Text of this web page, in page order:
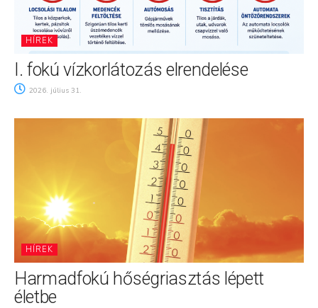
HÍREK
I. fokú vízkorlátozás elrendelése
2026. július 31.
HÍREK
Harmadfokú hőségriasztás lépett
életbe